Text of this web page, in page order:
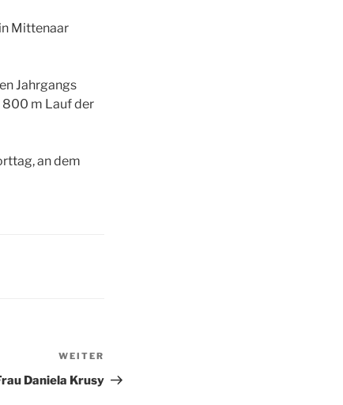
Mittenaar
Jahrgangs
800 m Lauf der
an dem
Beitrag
WEITER
Daniela Krusy